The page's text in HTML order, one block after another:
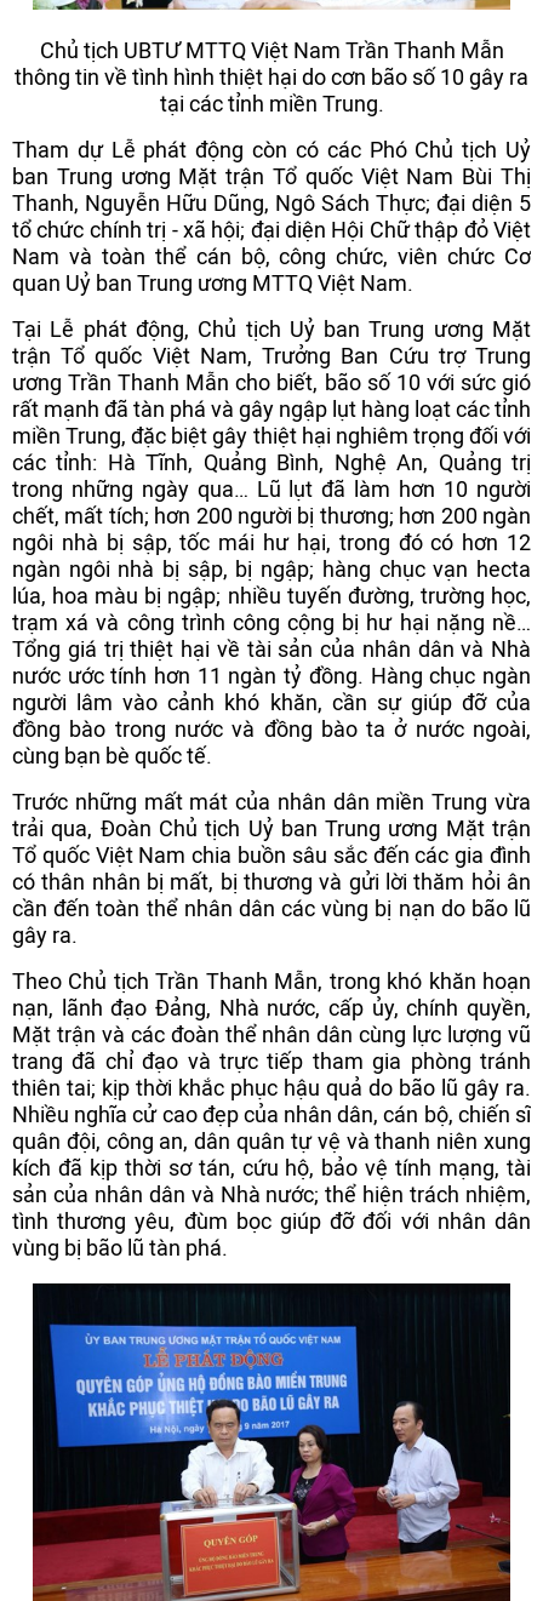
Chủ tịch UBTƯ MTTQ Việt Nam Trần Thanh Mẫn
thông tin về tình hình thiệt hại do cơn bão số 10 gây ra
tại các tỉnh miền Trung.
Tham dự Lễ phát động còn có các Phó Chủ tịch Uỷ
ban Trung ương Mặt trận Tổ quốc Việt Nam Bùi Thị
Thanh, Nguyễn Hữu Dũng, Ngô Sách Thực; đại diện 5
tổ chức chính trị - xã hội; đại diện Hội Chữ thập đỏ Việt
Nam và toàn thể cán bộ, công chức, viên chức Cơ
quan Uỷ ban Trung ương MTTQ Việt Nam.
Tại Lễ phát động, Chủ tịch Uỷ ban Trung ương Mặt
trận Tổ quốc Việt Nam, Trưởng Ban Cứu trợ Trung
ương Trần Thanh Mẫn cho biết, bão số 10 với sức gió
rất mạnh đã tàn phá và gây ngập lụt hàng loạt các tỉnh
miền Trung, đặc biệt gây thiệt hại nghiêm trọng đối với
các tỉnh: Hà Tĩnh, Quảng Bình, Nghệ An, Quảng trị
trong những ngày qua… Lũ lụt đã làm hơn 10 người
chết, mất tích; hơn 200 người bị thương; hơn 200 ngàn
ngôi nhà bị sập, tốc mái hư hại, trong đó có hơn 12
ngàn ngôi nhà bị sập, bị ngập; hàng chục vạn hecta
lúa, hoa màu bị ngập; nhiều tuyến đường, trường học,
trạm xá và công trình công cộng bị hư hại nặng nề…
Tổng giá trị thiệt hại về tài sản của nhân dân và Nhà
nước ước tính hơn 11 ngàn tỷ đồng. Hàng chục ngàn
người lâm vào cảnh khó khăn, cần sự giúp đỡ của
đồng bào trong nước và đồng bào ta ở nước ngoài,
cùng bạn bè quốc tế.
Trước những mất mát của nhân dân miền Trung vừa
trải qua, Đoàn Chủ tịch Uỷ ban Trung ương Mặt trận
Tổ quốc Việt Nam chia buồn sâu sắc đến các gia đình
có thân nhân bị mất, bị thương và gửi lời thăm hỏi ân
cần đến toàn thể nhân dân các vùng bị nạn do bão lũ
gây ra.
Theo Chủ tịch Trần Thanh Mẫn, trong khó khăn hoạn
nạn, lãnh đạo Đảng, Nhà nước, cấp ủy, chính quyền,
Mặt trận và các đoàn thể nhân dân cùng lực lượng vũ
trang đã chỉ đạo và trực tiếp tham gia phòng tránh
thiên tai; kịp thời khắc phục hậu quả do bão lũ gây ra.
Nhiều nghĩa cử cao đẹp của nhân dân, cán bộ, chiến sĩ
quân đội, công an, dân quân tự vệ và thanh niên xung
kích đã kịp thời sơ tán, cứu hộ, bảo vệ tính mạng, tài
sản của nhân dân và Nhà nước; thể hiện trách nhiệm,
tình thương yêu, đùm bọc giúp đỡ đối với nhân dân
vùng bị bão lũ tàn phá.